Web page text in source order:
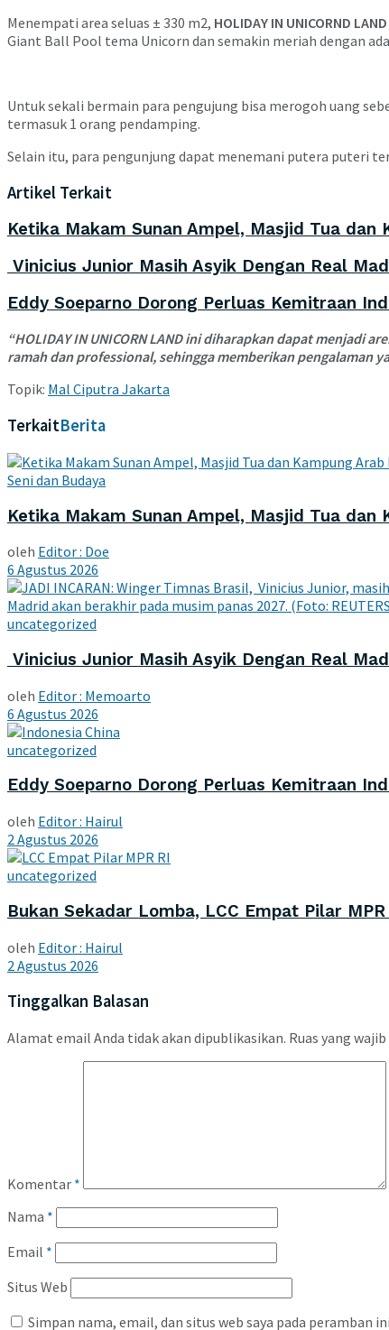
Menempati area seluas ± 330 m2, HOLIDAY IN UNICORND LAND
Giant Ball Pool tema Unicorn dan semakin meriah dengan
Untuk sekali bermain para pengujung bisa merogoh uang
termasuk 1 orang pendamping.
Selain itu, para pengunjung dapat menemani putera puteri
Artikel Terkait
Ketika Makam Sunan Ampel, Masjid Tua
Vinicius Junior Masih Asyik Dengan Real
Eddy Soeparno Dorong Perluas Kemitraan
“HOLIDAY IN UNICORN LAND ini diharapkan dapat menjadi
ramah dan professional, sehingga memberikan pengalaman
Topik: Mal Ciputra Jakarta
TerkaitBerita
Seni dan Budaya
Ketika Makam Sunan Ampel, Masjid Tua
oleh Editor : Doe
6 Agustus 2026
uncategorized
Vinicius Junior Masih Asyik Dengan Real
oleh Editor : Memoarto
6 Agustus 2026
uncategorized
Eddy Soeparno Dorong Perluas Kemitraan
oleh Editor : Hairul
2 Agustus 2026
uncategorized
Bukan Sekadar Lomba, LCC Empat Pilar
oleh Editor : Hairul
2 Agustus 2026
Tinggalkan Balasan
Alamat email Anda tidak akan dipublikasikan. Ruas yang
Komentar *
Nama *
Email *
Situs Web
Simpan nama, email, dan situs web saya pada peramban